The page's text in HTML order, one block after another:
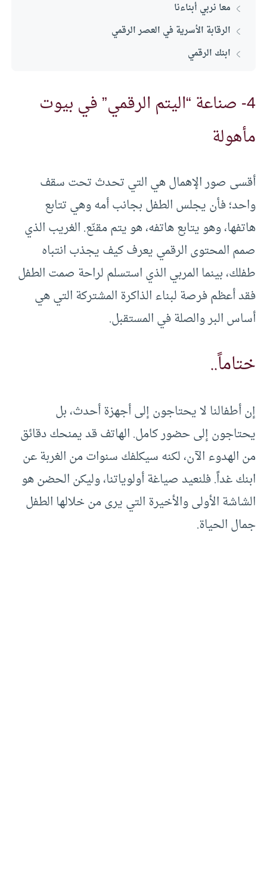
معا نربي أبناءنا
الرقابة الأسرية في العصر الرقمي
ابنك الرقمي
4- صناعة “اليتم الرقمي” في بيوت
مأهولة
أقسى صور الإهمال هي التي تحدث تحت سقف
واحد؛ فأن يجلس الطفل بجانب أمه وهي تتابع
هاتفها، وهو يتابع هاتفه، هو يتم مقنّع. الغريب الذي
صمم المحتوى الرقمي يعرف كيف يجذب انتباه
طفلك، بينما المربي الذي استسلم لراحة صمت الطفل
فقد أعظم فرصة لبناء الذاكرة المشتركة التي هي
أساس البر والصلة في المستقبل.
ختاماً..
إن أطفالنا لا يحتاجون إلى أجهزة أحدث، بل
يحتاجون إلى حضور كامل. الهاتف قد يمنحك دقائق
من الهدوء الآن، لكنه سيكلفك سنوات من الغربة عن
ابنك غداً. فلنعيد صياغة أولوياتنا، وليكن الحضن هو
الشاشة الأولى والأخيرة التي يرى من خلالها الطفل
جمال الحياة.